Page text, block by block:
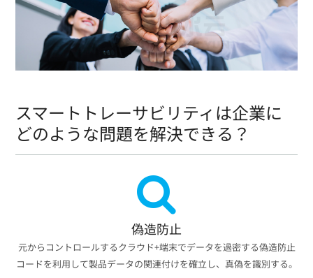
スマートトレーサビリティは企業に
どのような問題を解決できる？
偽造防止
元からコントロールするクラウド+端末でデータを過密する偽造防止
コードを利用して製品データの関連付けを確立し、真偽を識別する。